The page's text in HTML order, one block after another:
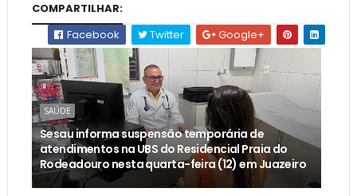
COMPARTILHAR:
Facebook
Twitter Google+
SAÚDE
Sesau informa suspensão temporária de
atendimentos na UBS do Residencial Praia do
Rodeadouro nesta quarta-feira (12) em Juazeiro